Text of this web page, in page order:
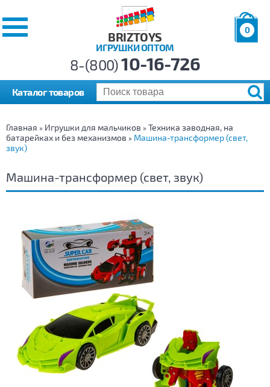
BRIZTOYS
ИГРУШКИ ОПТОМ
0
р.
8-(800)10-16-726
Каталог товаров
Главная » Игрушки для мальчиков » Техника заводная, на
батарейках и без механизмов » Машина-трансформер (свет,
звук)
Машина-трансформер (свет, звук)